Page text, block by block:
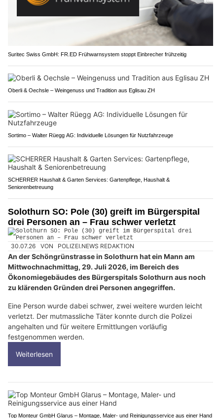
Suritec Swiss GmbH: FR.ED Frühwarnsystem stoppt Einbrecher frühzeitig
Oberli & Oechsle – Weingenuss und Tradition aus Eglisau ZH
Sortimo – Walter Rüegg AG: Individuelle Lösungen für Nutzfahrzeuge
SCHERRER Haushalt & Garten Services: Gartenpflege, Haushalt &
Seniorenbetreuung
Solothurn SO: Pole (30) greift im Bürgerspital
drei Personen an – Frau schwer verletzt
30.07.26 VON POLIZEI.NEWS REDAKTION
An der Schöngrünstrasse in Solothurn hat ein Mann am
Mittwochnachmittag, 29. Juli 2026, im Bereich des
Ökonomiegebäudes des Bürgerspitals Solothurn aus noch
zu klärenden Gründen drei Personen angegriffen.
Eine Person wurde dabei schwer, zwei weitere wurden leicht
verletzt. Der mutmassliche Täter konnte durch die Polizei
angehalten und für weitere Ermittlungen vorläufig
festgenommen werden.
Weiterlesen
Top Monteur GmbH Glarus – Montage, Maler- und Reinigungsservice aus einer Hand